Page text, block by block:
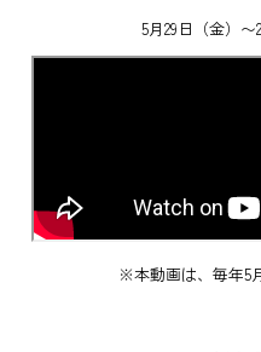
5月29日（金）〜
※本動画は、毎年5